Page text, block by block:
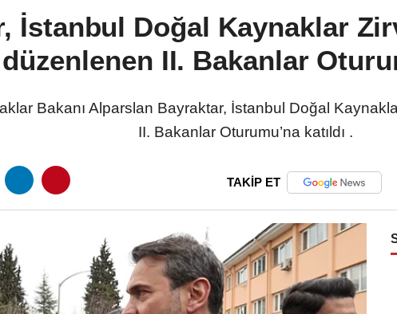
İstanbul Doğal Kaynaklar
düzenlenen II. Bakanlar
Bakanı Alparslan Bayraktar, İstanbul Doğal
II. Bakanlar Oturumu’na katıldı .
TAKİP ET